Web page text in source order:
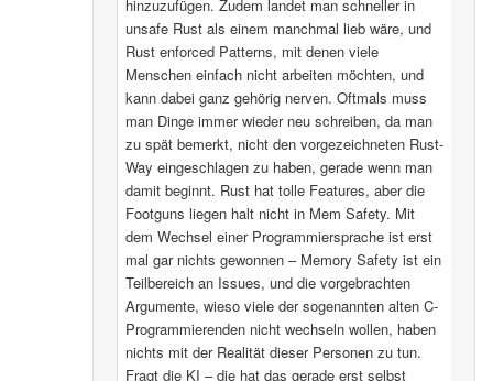
hinzuzufügen. Zudem landet man schneller in
unsafe Rust als einem manchmal lieb wäre, und
Rust enforced Patterns, mit denen viele
Menschen einfach nicht arbeiten möchten, und
kann dabei ganz gehörig nerven. Oftmals muss
man Dinge immer wieder neu schreiben, da man
zu spät bemerkt, nicht den vorgezeichneten Rust-
Way eingeschlagen zu haben, gerade wenn man
damit beginnt. Rust hat tolle Features, aber die
Footguns liegen halt nicht in Mem Safety. Mit
dem Wechsel einer Programmiersprache ist erst
mal gar nichts gewonnen – Memory Safety ist ein
Teilbereich an Issues, und die vorgebrachten
Argumente, wieso viele der sogenannten alten C-
Programmierenden nicht wechseln wollen, haben
nichts mit der Realität dieser Personen zu tun.
Fragt die KI – die hat das gerade erst selbst